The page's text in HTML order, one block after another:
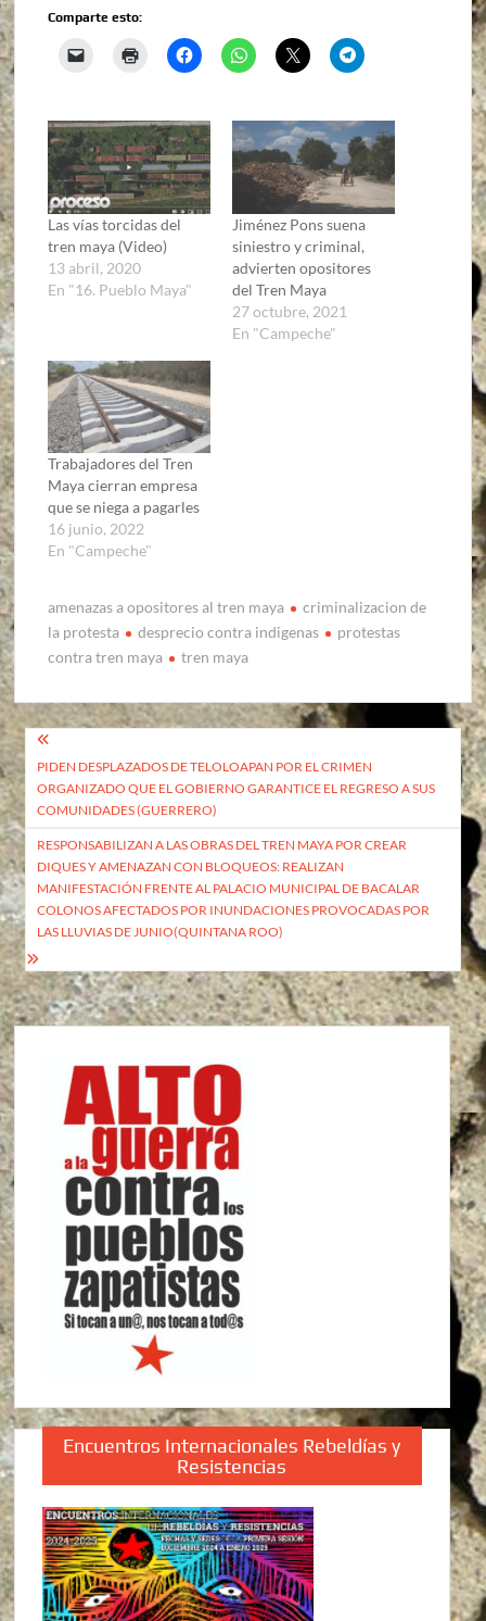
Comparte esto:
Las vías torcidas del
tren maya (Video)
13 abril, 2020
En "16. Pueblo Maya"
Jiménez Pons suena
siniestro y criminal,
advierten opositores
del Tren Maya
27 octubre, 2021
En "Campeche"
Trabajadores del Tren
Maya cierran empresa
que se niega a pagarles
16 junio, 2022
En "Campeche"
amenazas a opositores al tren maya
criminalizacion de
la protesta
desprecio contra indigenas
protestas
contra tren maya
tren maya
Navegación
de
entradas
PIDEN DESPLAZADOS DE TELOLOAPAN POR EL CRIMEN
ORGANIZADO QUE EL GOBIERNO GARANTICE EL REGRESO A SUS
COMUNIDADES (GUERRERO)
RESPONSABILIZAN A LAS OBRAS DEL TREN MAYA POR CREAR
DIQUES Y AMENAZAN CON BLOQUEOS: REALIZAN
MANIFESTACIÓN FRENTE AL PALACIO MUNICIPAL DE BACALAR
COLONOS AFECTADOS POR INUNDACIONES PROVOCADAS POR
LAS LLUVIAS DE JUNIO(QUINTANA ROO)
Encuentros Internacionales Rebeldías y
Resistencias